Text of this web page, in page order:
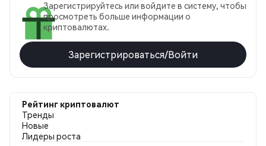
Зарегистрируйтесь или войдите в систему, чтобы
просмотреть больше информации о
криптовалютах.
Зарегистрироваться/Войти
Рейтинг криптовалют
Тренды
Новые
Лидеры роста